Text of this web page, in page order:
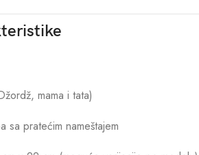
mama i tata)
sa pratećim nameštajem